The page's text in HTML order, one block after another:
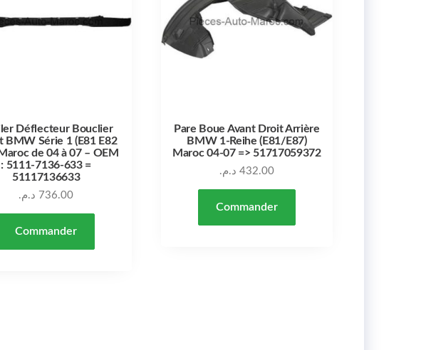
Déflecteur Bouclier
BMW Série 1 (E81 E82
de 04 à 07 – OEM
: 5111-7136-633 =
51117136633
736.00 د.م.
Commander
Pare Boue Avant Droit Arrière
BMW 1-Reihe (E81/E87)
Maroc 04-07 => 51717059372
432.00 د.م.
Commander